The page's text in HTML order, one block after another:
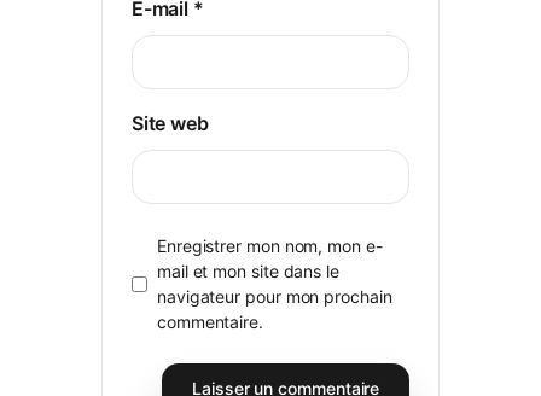
E-mail *
Site web
Enregistrer mon nom, mon e-
mail et mon site dans le
navigateur pour mon prochain
commentaire.